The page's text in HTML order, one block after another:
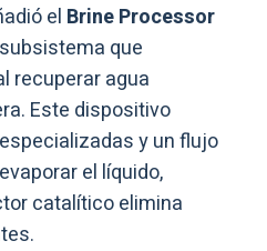
el Brine Processor
que
recuperar agua
Este dispositivo
y un flujo
el líquido,
catalítico elimina